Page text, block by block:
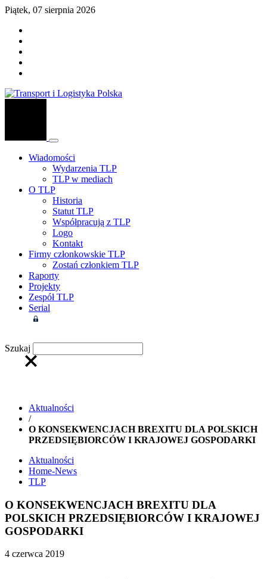
Piątek, 07 sierpnia 2026
Wiadomości
Wydarzenia TLP
TLP w mediach
O TLP
Historia
Statut TLP
Współpracują z TLP
Logo
Kontakt
Firmy członkowskie TLP
Zostań członkiem TLP
Raporty
Projekty
Zespół TLP
Serial
Szukaj
Aktualności
/
O KONSEKWENCJACH BREXITU DLA POLSKICH
PRZEDSIĘBIORCÓW I KRAJOWEJ GOSPODARKI
Aktualności
Home-News
TLP
O KONSEKWENCJACH BREXITU DLA
POLSKICH PRZEDSIĘBIORCÓW I KRAJOWEJ
GOSPODARKI
4 czerwca 2019